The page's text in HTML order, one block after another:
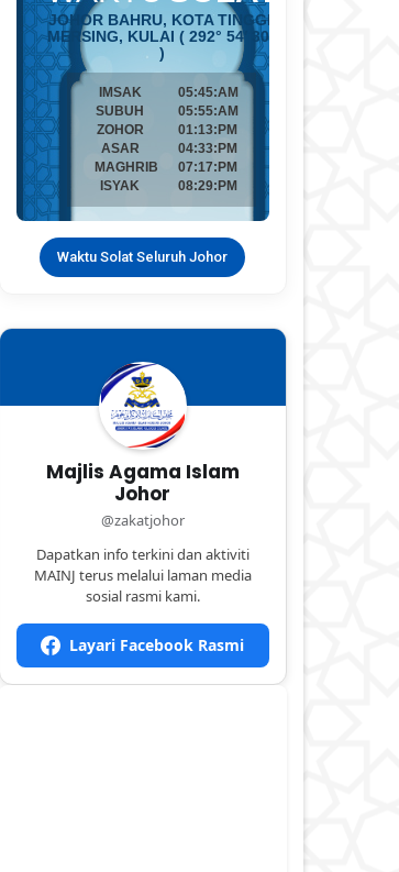
Waktu Solat Seluruh Johor
Majlis Agama Islam
Johor
@zakatjohor
Dapatkan info terkini dan aktiviti
MAINJ terus melalui laman media
sosial rasmi kami.
Layari Facebook Rasmi